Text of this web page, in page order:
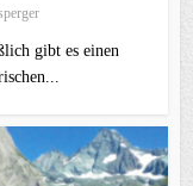
gibt es einen